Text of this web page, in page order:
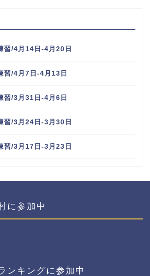
習/4月14日-4月20日
習/4月7日-4月13日
習/3月31日-4月6日
習/3月24日-3月30日
習/3月17日-3月23日
に参加中
ンキングに参加中